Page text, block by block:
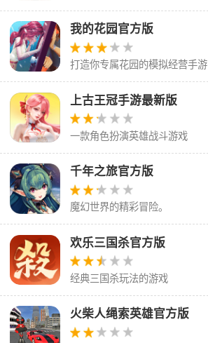
我的花园官方版
打造你专属花园的模拟经营手游
上古王冠手游最新版
一款角色扮演英雄战斗游戏
千年之旅官方版
魔幻世界的精彩冒险。
欢乐三国杀官方版
经典三国杀玩法的游戏
火柴人绳索英雄官方版